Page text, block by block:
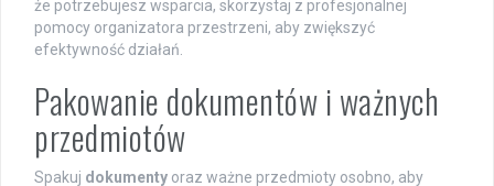
że potrzebujesz wsparcia, skorzystaj z profesjonalnej
pomocy organizatora przestrzeni, aby zwiększyć
efektywność działań.
Pakowanie dokumentów i ważnych
przedmiotów
Spakuj dokumenty oraz ważne przedmioty osobno, aby